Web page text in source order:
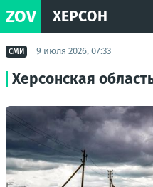
ZOV ХЕРСОН
СМИ 9 июля 2026, 07:33
Херсонская